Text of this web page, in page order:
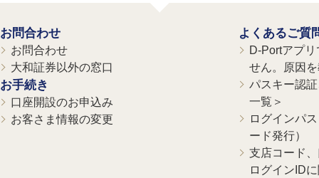
お問合わせ
お問合わせ
大和証券以外の窓口
お手続き
口座開設のお申込み
お客さま情報の変更
よくあるご質
D-Portアプ
せん。原因
パスキー認
一覧＞
ログインパ
ード発行）
支店コード
ログインID